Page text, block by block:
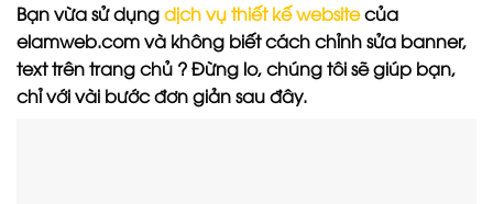
Bạn vừa sử dụngdịch vụ thiết kế websitecủa
elamweb.com và không biết cách chỉnh sửa banner,
text trên trang chủ ? Đừng lo, chúng tôi sẽ giúp bạn,
chỉ với vài bước đơn giản sau đây.